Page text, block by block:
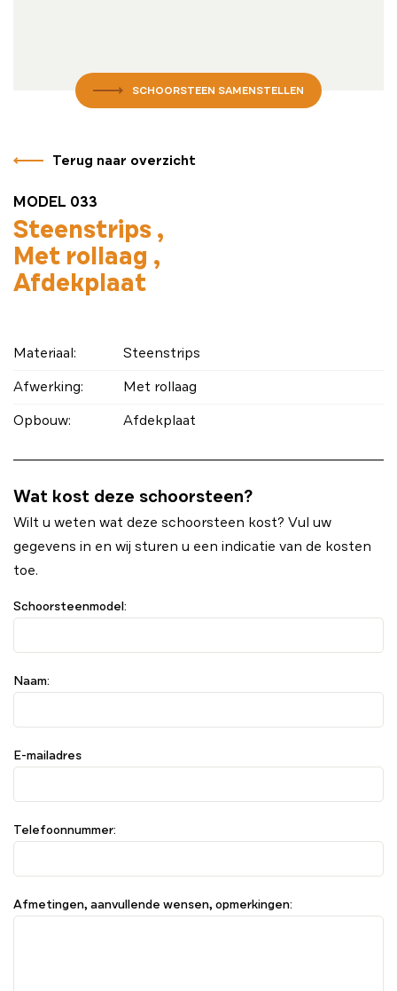
SCHOORSTEEN SAMENSTELLEN
Terug naar overzicht
MODEL 033
Steenstrips
Met rollaag
Afdekplaat
Materiaal:
Steenstrips
Afwerking:
Met rollaag
Opbouw:
Afdekplaat
Wat kost deze schoorsteen?
Wilt u weten wat deze schoorsteen kost? Vul uw
gegevens in en wij sturen u een indicatie van de kosten
toe.
Schoorsteenmodel:
Naam:
E-mailadres
Telefoonnummer:
Afmetingen, aanvullende wensen, opmerkingen: